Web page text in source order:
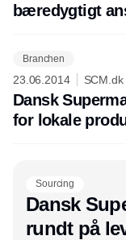
bæredygtigt
Branchen
23.06.2014 SCM.dk
Dansk
for lokale
Sourcing
Dansk
rundt på